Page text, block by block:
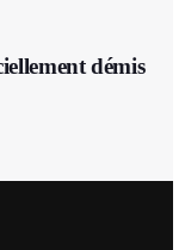
démis